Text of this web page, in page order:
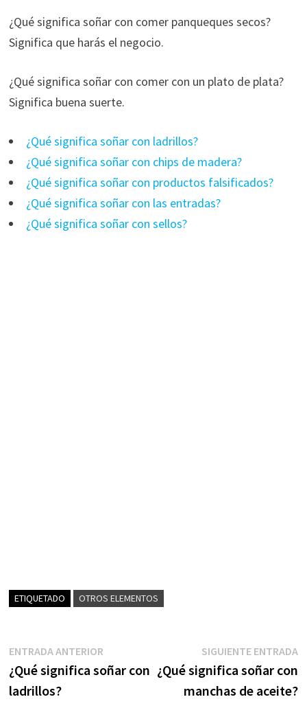
¿Qué significa soñar con comer panqueques secos?
Significa que harás el negocio.
¿Qué significa soñar con comer con un plato de plata?
Significa buena suerte.
¿Qué significa soñar con ladrillos?
¿Qué significa soñar con chips de madera?
¿Qué significa soñar con productos falsificados?
¿Qué significa soñar con las entradas?
¿Qué significa soñar con sellos?
ETIQUETADO OTROS ELEMENTOS
Navegación
de
ENTRADA ANTERIOREntrada
anterior:
¿Qué significa soñar con
ladrillos?
SIGUIENTE ENTRADA
¿Qué significa soñar con
manchas de aceite?